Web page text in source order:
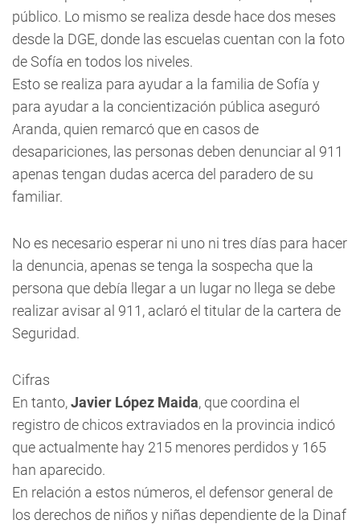
público. Lo mismo se realiza desde hace dos meses
desde la DGE, donde las escuelas cuentan con la foto
de Sofía en todos los niveles.
Esto se realiza para ayudar a la familia de Sofía y
para ayudar a la concientización pública aseguró
Aranda, quien remarcó que en casos de
desapariciones, las personas deben denunciar al 911
apenas tengan dudas acerca del paradero de su
familiar.
No es necesario esperar ni uno ni tres días para hacer
la denuncia, apenas se tenga la sospecha que la
persona que debía llegar a un lugar no llega se debe
realizar avisar al 911, aclaró el titular de la cartera de
Seguridad.
Cifras
En tanto,Javier López Maida, que coordina el
registro de chicos extraviados en la provincia indicó
que actualmente hay 215 menores perdidos y 165
han aparecido.
En relación a estos números, el defensor general de
los derechos de niños y niñas dependiente de la Dinaf